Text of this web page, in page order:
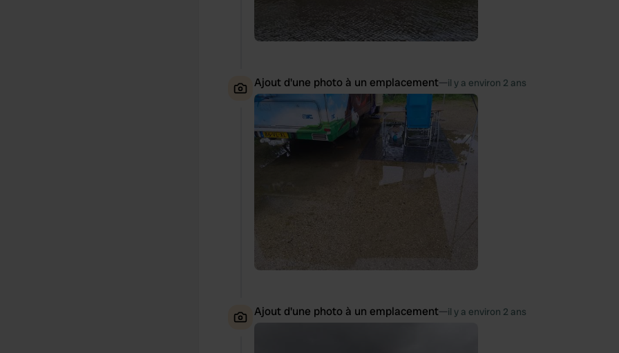
Ajout d'une photo à un emplacement—il y a environ 2 ans
Ajout d'une photo à un emplacement—il y a environ 2 ans